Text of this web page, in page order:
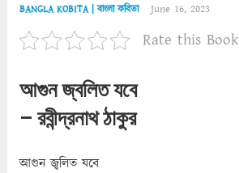
BANGLA KOBITA | বাংলা কবিতা June 16, 2023
Rate this Book
আগুন জ্বলিত যবে
– রবীন্দ্রনাথ ঠাকুর
আগুন জ্বলিত যবে